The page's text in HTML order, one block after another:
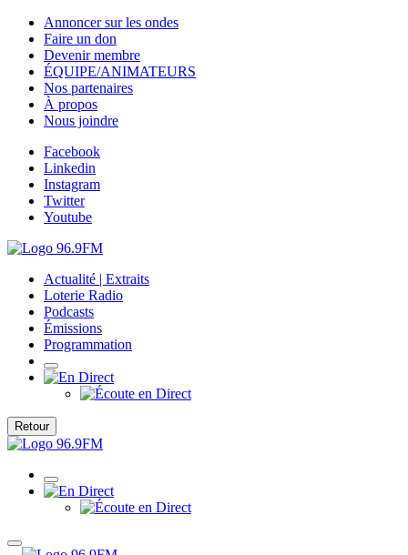
Annoncer sur les ondes
Faire un don
Devenir membre
ÉQUIPE/ANIMATEURS
Nos partenaires
À propos
Nous joindre
Facebook
Linkedin
Instagram
Twitter
Youtube
Actualité | Extraits
Loterie Radio
Podcasts
Émissions
Programmation
Retour